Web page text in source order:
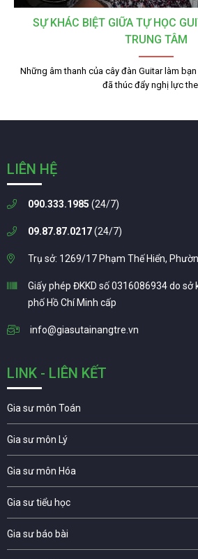
SỰ KHÁC BIỆT GIỮA TỰ HỌC
TRUNG TÂM
Những âm thanh của cây đàn Guitar làm
đã thúc đẩy nghị lực
LIÊN HỆ
090.333.1985 (24/7)
09.87.87.0217(24/7)
Trụ sở: 1269/17 Phạm Thế Hiển,
Giấy phép ĐKKD số 0316086934 do
phố Hồ Chí Minh cấp
info@giasutainangtre.vn
LINK - LIÊN KẾT
Gia sư môn Toán
Gia sư môn Lý
Gia sư môn Hóa
Gia sư tiểu học
Gia sư báo bài